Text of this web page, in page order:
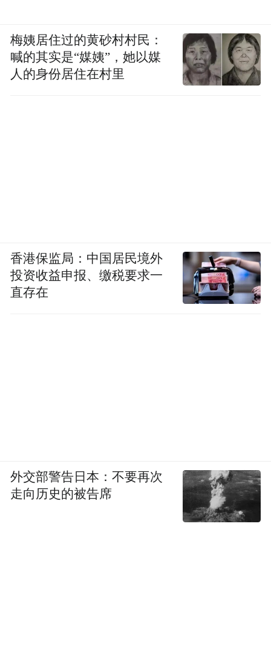
梅姨居住过的黄砂村村民：
喊的其实是“媒姨”，她以媒
人的身份居住在村里
香港保监局：中国居民境外
投资收益申报、缴税要求一
直存在
外交部警告日本：不要再次
走向历史的被告席